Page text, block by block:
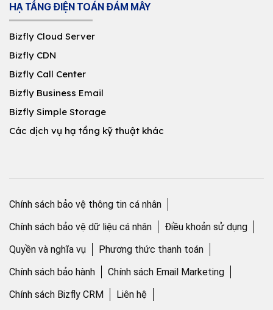
HẠ TẦNG ĐIỆN TOÁN ĐÁM MÂY
Bizfly Cloud Server
Bizfly CDN
Bizfly Call Center
Bizfly Business Email
Bizfly Simple Storage
Các dịch vụ hạ tầng kỹ thuật khác
Chính sách bảo vệ thông tin cá nhân
Chính sách bảo vệ dữ liệu cá nhân
Điều khoản sử dụng
Quyền và nghĩa vụ
Phương thức thanh toán
Chính sách bảo hành
Chính sách Email Marketing
Chính sách Bizfly CRM
Liên hệ